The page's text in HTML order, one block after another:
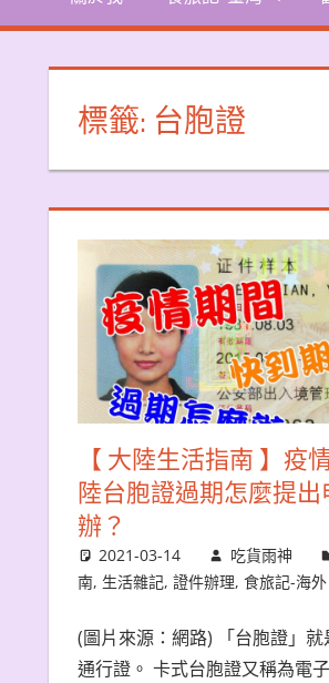
標籤: 台胞證
【 大陸生活指南 】疫
陸台胞證過期怎麼提
辦？
2021-03-14 吃貨雨神
南, 生活雜記, 證件辦理, 食旅記-海外
(圖片來源：網路) 「台胞證」
通行證。 卡式台胞證又稱為電